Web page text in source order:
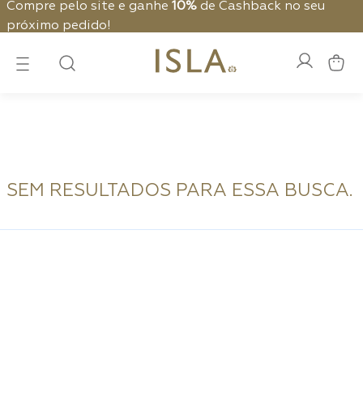
Compre pelo site e ganhe 10% de Cashback no seu
próximo pedido!
SEM RESULTADOS PARA ESSA BUSCA.